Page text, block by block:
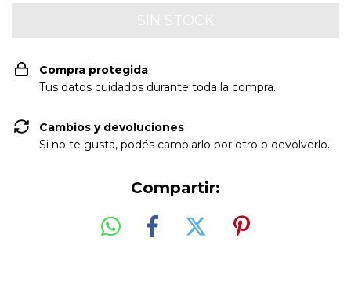
Compra protegida
Tus datos cuidados durante toda la compra.
Cambios y devoluciones
Si no te gusta, podés cambiarlo por otro o devolverlo.
Compartir: